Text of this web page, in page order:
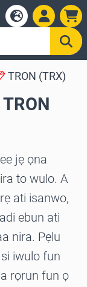
TRON (TRX)
jẹ ọna
to wulo. A
ati isanwo,
ebun ati
nira. Pẹlu
iwulo fun
rọrun fun ọ